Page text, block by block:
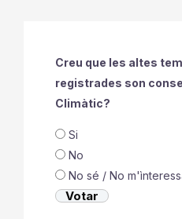
Creu que les altes
registrades son
Climàtic?
Si
No
No sé / No